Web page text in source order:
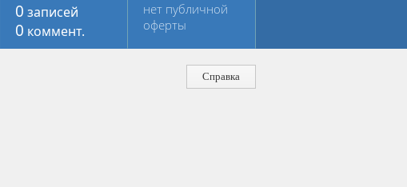
0 записей
0 коммент.
нет публичной
оферты
Справка